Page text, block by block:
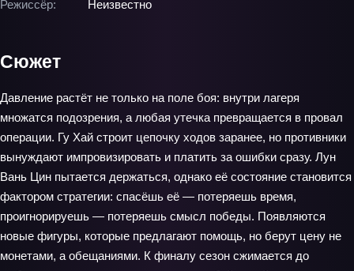
Режиссёр: Неизвестно
Сюжет
Давление растёт не только на поле боя: внутри лагеря
множатся подозрения, а любая утечка превращается в провал
операции. Гу Хай строит цепочку ходов заранее, но противники
вынуждают импровизировать и платить за ошибки сразу. Лун
Вань Цин пытается держаться, однако её состояние становится
фактором стратегии: спасёшь её — потеряешь время,
проигнорируешь — потеряешь смысл победы. Появляются
новые фигуры, которые предлагают помощь, но берут цену не
монетами, а обещаниями. К финалу сезон сжимается до